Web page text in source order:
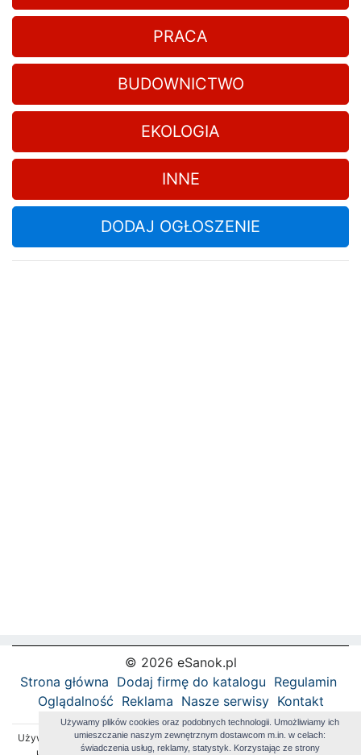
PRACA
BUDOWNICTWO
EKOLOGIA
INNE
DODAJ OGŁOSZENIE
© 2026 eSanok.pl
Strona główna Dodaj firmę do katalogu Regulamin
Oglądalność Reklama Nasze serwisy Kontakt
Używamy plików cookies oraz podobnych technologii. Umożliwiamy ich
umieszczanie naszym zewnętrznym dostawcom m.in. w celach:
Używamy plików cookies oraz podobnych technologii. Umożliwiamy ich
umieszczanie naszym zewnętrznym dostawcom m.in. w celach:
świadczenia usług, reklamy, statystyk. Korzystając ze strony